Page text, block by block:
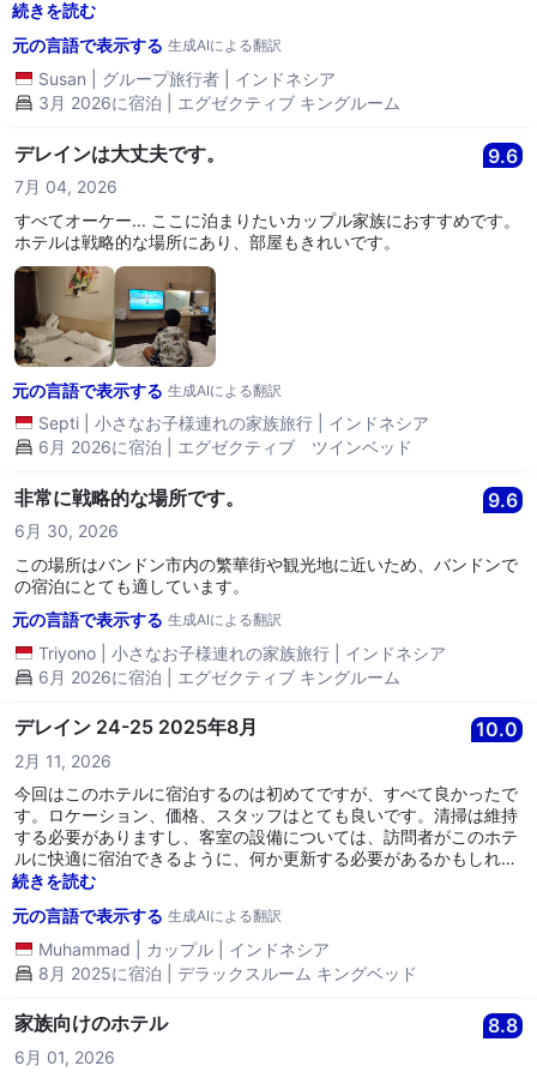
した。水もきれいです。部屋も広いです。次回バンドンに行くとき
は、ここに泊まることにします。快適で安全です。
続きを読む
元の言語で表示する 生成AIによる翻訳
Susan グループ旅行者
インドネシア
3月 2026に宿泊 | エグゼクティブ キングルーム
デレインは大丈夫です。 9.6
7月 04, 2026
すべてオーケー... ここに泊まりたいカップル家族におすすめです。
ホテルは戦略的な場所にあり、部屋もきれいです。
元の言語で表示する 生成AIによる翻訳
Septi 小さなお子様連れの家族旅行
インドネシア
6月 2026に宿泊 | エグゼクティブ ツインベッド
非常に戦略的な場所です。 9.6
6月 30, 2026
この場所はバンドン市内の繁華街や観光地に近いため、バンドンで
の宿泊にとても適しています。
元の言語で表示する 生成AIによる翻訳
Triyono 小さなお子様連れの家族旅行
インドネシア
6月 2026に宿泊 | エグゼクティブ キングルーム
デレイン 24-25 2025年8月 10.0
2月 11, 2026
今回はこのホテルに宿泊するのは初めてですが、すべて良かったで
す。ロケーション、価格、スタッフはとても良いです。清掃は維持
する必要がありますし、客室の設備については、訪問者がこのホテ
ルに快適に宿泊できるように、何か更新する必要があるかもしれま
せん。
続きを読む
元の言語で表示する 生成AIによる翻訳
Muhammad カップル
インドネシア
8月 2025に宿泊 | デラックスルーム キングベッド
家族向けのホテル 8.8
6月 01, 2026